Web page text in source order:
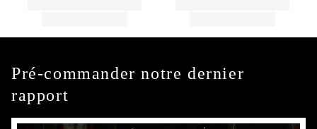
Pré-commander notre dernier
rapport